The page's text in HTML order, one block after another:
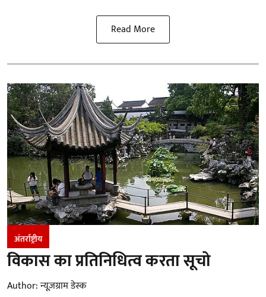
Read More
अंतर्राष्ट्रीय
विकास का प्रतिनिधित्व करता सूचो
Author:न्यूज़ग्राम डेस्क